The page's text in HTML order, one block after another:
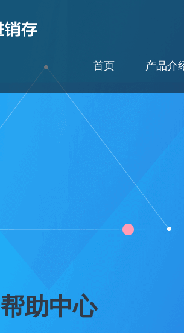
首页 产品介
帮助中心